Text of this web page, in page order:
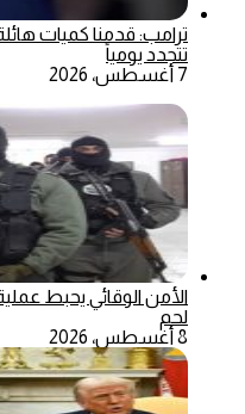
ترامب: قدمنا كميات
تتجدد يومياً
7 أغسطس، 2026
الأمن الوقائي يحبط
لحم
8 أغسطس، 2026